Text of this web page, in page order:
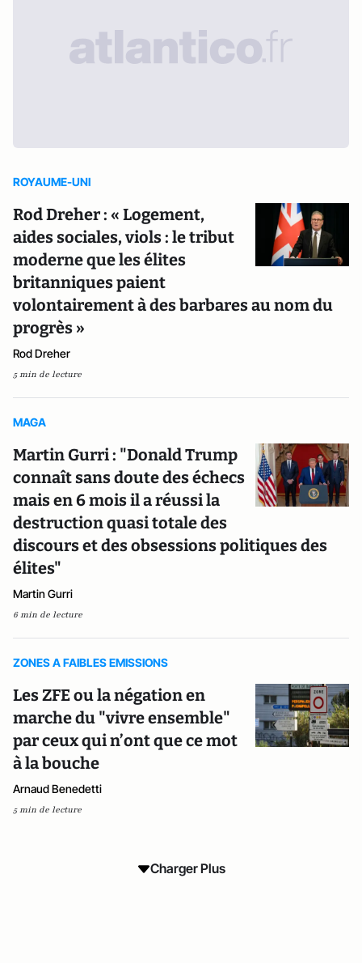
ROYAUME-UNI
Rod Dreher : « Logement,
aides sociales, viols : le tribut
moderne que les élites
britanniques paient
volontairement à des barbares au nom du
progrès »
Rod Dreher
5 min de lecture
MAGA
Martin Gurri : "Donald Trump
connaît sans doute des échecs
mais en 6 mois il a réussi la
destruction quasi totale des
discours et des obsessions politiques des
élites"
Martin Gurri
6 min de lecture
ZONES A FAIBLES EMISSIONS
Les ZFE ou la négation en
marche du "vivre ensemble"
par ceux qui n’ont que ce mot
à la bouche
Arnaud Benedetti
5 min de lecture
Charger Plus